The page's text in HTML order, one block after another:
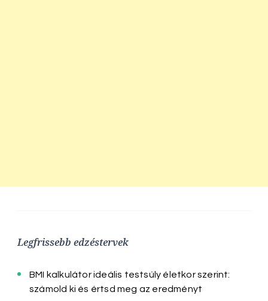
Legfrissebb edzéstervek
BMI kalkulátor ideális testsúly életkor szerint:
számold ki és értsd meg az eredményt